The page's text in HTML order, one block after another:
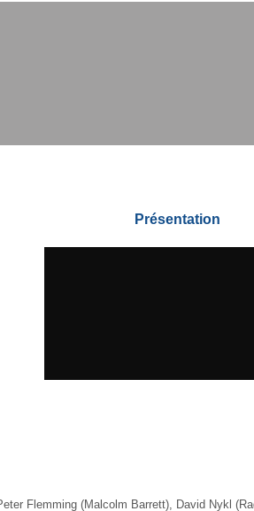
Présentation
Flemming (Malcolm Barrett), David Nykl